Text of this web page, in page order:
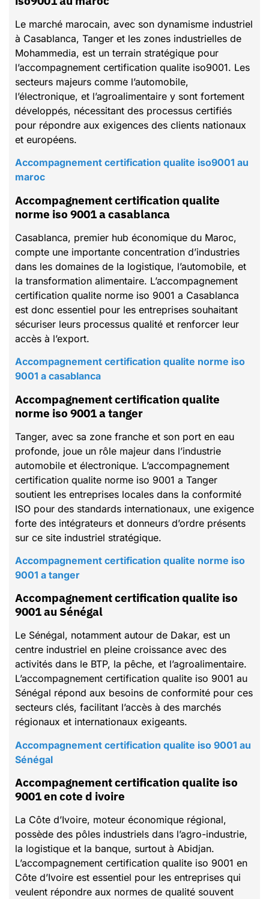
Le marché marocain, avec son dynamisme industriel
à Casablanca, Tanger et les zones industrielles de
Mohammedia, est un terrain stratégique pour
l’accompagnement certification qualite iso9001. Les
secteurs majeurs comme l’automobile,
l’électronique, et l’agroalimentaire y sont fortement
développés, nécessitant des processus certifiés
pour répondre aux exigences des clients nationaux
et européens.
Accompagnement certification qualite iso9001 au
maroc
Accompagnement certification qualite
norme iso 9001 a casablanca
Casablanca, premier hub économique du Maroc,
compte une importante concentration d’industries
dans les domaines de la logistique, l’automobile, et
la transformation alimentaire. L’accompagnement
certification qualite norme iso 9001 a Casablanca
est donc essentiel pour les entreprises souhaitant
sécuriser leurs processus qualité et renforcer leur
accès à l’export.
Accompagnement certification qualite norme iso
9001 a casablanca
Accompagnement certification qualite
norme iso 9001 a tanger
Tanger, avec sa zone franche et son port en eau
profonde, joue un rôle majeur dans l’industrie
automobile et électronique. L’accompagnement
certification qualite norme iso 9001 a Tanger
soutient les entreprises locales dans la conformité
ISO pour des standards internationaux, une exigence
forte des intégrateurs et donneurs d’ordre présents
sur ce site industriel stratégique.
Accompagnement certification qualite norme iso
9001 a tanger
Accompagnement certification qualite iso
9001 au Sénégal
Le Sénégal, notamment autour de Dakar, est un
centre industriel en pleine croissance avec des
activités dans le BTP, la pêche, et l’agroalimentaire.
L’accompagnement certification qualite iso 9001 au
Sénégal répond aux besoins de conformité pour ces
secteurs clés, facilitant l’accès à des marchés
régionaux et internationaux exigeants.
Accompagnement certification qualite iso 9001 au
Sénégal
Accompagnement certification qualite iso
9001 en cote d ivoire
La Côte d’Ivoire, moteur économique régional,
possède des pôles industriels dans l’agro-industrie,
la logistique et la banque, surtout à Abidjan.
L’accompagnement certification qualite iso 9001 en
Côte d’Ivoire est essentiel pour les entreprises qui
veulent répondre aux normes de qualité souvent